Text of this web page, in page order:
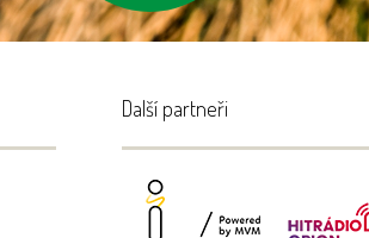
Další partneři